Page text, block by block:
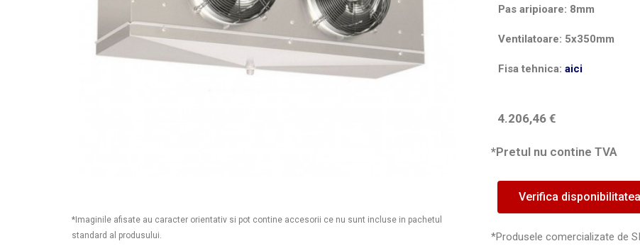
*Imaginile afisate au caracter orientativ si pot contine accesorii ce nu sunt incluse in pachetul
standard al produsului.
Pas aripioare: 8mm
Ventilatoare: 5x350mm
Fisa tehnica: aici
4.206,46 €
*Pretul nu contine TVA
Verifica disponibilitatea
*Produsele comercializate de